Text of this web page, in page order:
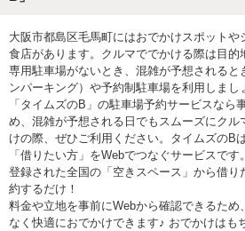
大阪市都島区毛馬町にはおでかけスポットや
食店があります。クルマででかける際は目的
専用駐車場がないとき、混雑が予想されると
ンパーキング）や予約制駐車場を利用しまし
「タイムズのB」の駐車場予約サービスなら
め、混雑が予想される日でもスムーズにクル
けの際、ぜひご利用ください。タイムズのB
「借りたい方」をWebでつなぐサービスです
登録された全国の「空きスペース」から借り
約するだけ！
料金や立地を事前にWebから確認できるため
なく快適におでかけできます♪ おでかけはも